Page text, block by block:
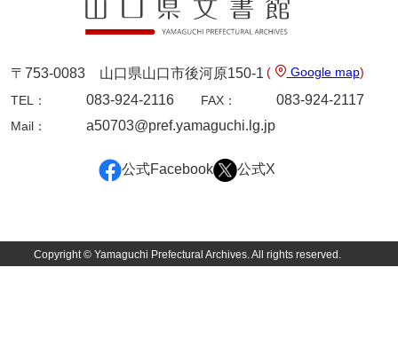
〒753-0083 山口県山口市後河原150-1 ( Google map)
TEL：
083-924-2116 FAX： 083-924-2117
Mail： a50703@pref.yamaguchi.lg.jp
公式Facebook 公式X
Copyright © Yamaguchi Prefectural Archives. All rights reserved.